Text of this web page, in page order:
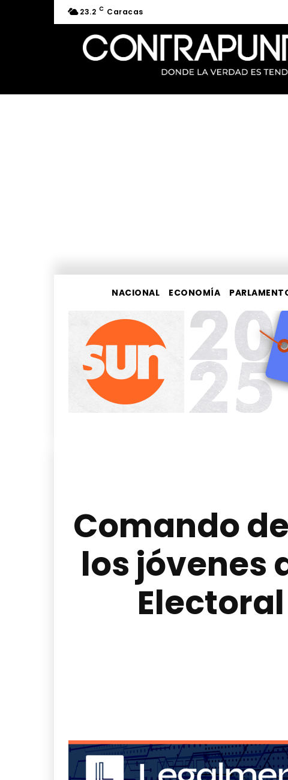
23.2 C Caracas
NACIONAL ECONOMÍA
Comando
los jóvenes